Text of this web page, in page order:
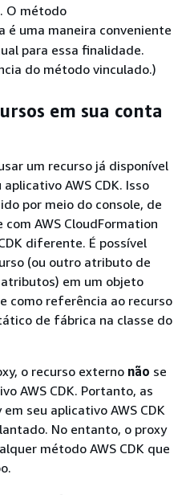
O método
é uma maneira conveniente
para essa finalidade.
do método vinculado.)
em sua conta
um recurso já disponível
AWS CDK. Isso
por meio do console, de
AWS CloudFormation
diferente. É possível
(ou outro atributo de
em um objeto
como referência ao recurso
de fábrica na classe do
o recurso externo não se
AWS CDK. Portanto, as
seu aplicativo AWS CDK
No entanto, o proxy
método AWS CDK que